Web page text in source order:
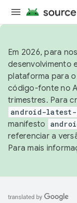
Em 2026, para
desenvolvimento
plataforma para
código-fonte no
trimestres. Para
android-latest-
manifesto
referenciar a
Para mais